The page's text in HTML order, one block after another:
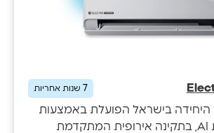
7שנות אחריות
היחידה בישראל הפועלת באמצעות
בינה מלאכותית AI, בתקינה אירופית המתקדמת